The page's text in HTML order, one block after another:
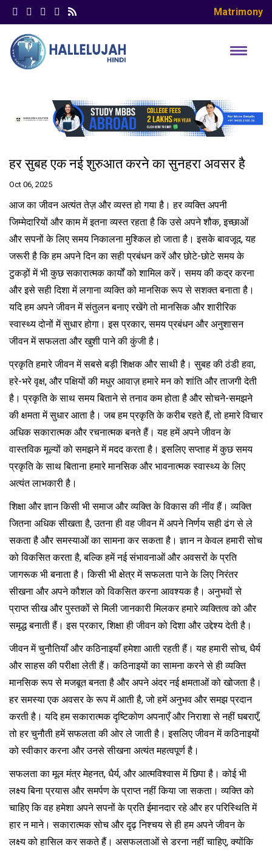
Matrimony
हर सुबह एक नई शुरुआत करने का सुनहरा अवसर है
Oct 06, 2025
आज का जीवन अत्यंत तेज़ और व्यस्त हो गया है। हर व्यक्ति अपनी
जिम्मेदारियों और काम में इतना व्यस्त रहता है कि उसे अपने शौक, इच्छाओं
और सपनों के लिए समय निकालना मुश्किल हो जाता है। इसके बावजूद, यह
जरूरी है कि हम अपने दिन का सही प्रबंधन करें और छोटे-छोटे समय के
टुकड़ों में भी कुछ सकारात्मक कार्यों को शामिल करें। समय की कद्र करना
और इसे सही दिशा में लगाना व्यक्ति को मानसिक रूप से सशक्त बनाता है।
यदि हम अपने जीवन में संतुलन बनाए रखेंगे तो मानसिक और शारीरिक
स्वास्थ्य दोनों में सुधार होगा। इस प्रकार, समय प्रबंधन और अनुशासन
जीवन में सफलता और खुशी पाने की कुंजी है।
प्रकृति हमारे जीवन में सबसे बड़ी शिक्षक और साथी है। सुबह की ठंडी हवा,
हरे-भरे वृक्ष, और पक्षियों की मधुर आवाज़ हमारे मन को शांति और ताजगी देती
है। प्रकृति के साथ समय बिताने से तनाव कम होता है और सोचने-समझने
की क्षमता में सुधार आता है। जब हम प्रकृति के करीब रहते हैं, तो हमारे विचार
अधिक सकारात्मक और रचनात्मक बनते हैं। यह हमें अपने जीवन के
वास्तविक मूल्यों को समझने में मदद करता है। इसलिए सप्ताह में कुछ समय
प्रकृति के साथ बिताना हमारे मानसिक और भावनात्मक स्वास्थ्य के लिए
अत्यंत लाभकारी है।
शिक्षा और ज्ञान किसी भी समाज और व्यक्ति के विकास की नींव हैं। व्यक्ति
जितना अधिक सीखता है, उतना ही वह जीवन में अपने निर्णय सही ढंग से ले
सकता है और समस्याओं का सामना कर सकता है। ज्ञान न केवल हमारी सोच
को विकसित करता है, बल्कि हमें नई संभावनाओं और अवसरों के प्रति
जागरूक भी बनाता है। किसी भी क्षेत्र में सफलता पाने के लिए निरंतर
सीखना और अपने कौशल को विकसित करना आवश्यक है। अनुभवों से
प्राप्त सीख और पुस्तकों से मिली जानकारी मिलकर हमारे व्यक्तित्व को और
समृद्ध बनाती हैं। इस प्रकार, शिक्षा ही जीवन को दिशा और उद्देश्य देती है।
जीवन में चुनौतियाँ और कठिनाइयाँ हमेशा आती रहती हैं। यह हमारी सोच, धैर्य
और साहस की परीक्षा लेती हैं। कठिनाइयों का सामना करने से ही व्यक्ति
मानसिक रूप से मजबूत बनता है और अपने अंदर नई क्षमताओं को खोजता है।
हर समस्या एक अवसर के रूप में आती है, जो हमें अनुभव और समझ प्रदान
करती है। यदि हम सकारात्मक दृष्टिकोण अपनाएँ और निराशा से नहीं घबराएँ,
तो हर चुनौती हमें सफलता की ओर ले जाती है। इसलिए जीवन में कठिनाइयों
को स्वीकार करना और उनसे सीखना अत्यंत महत्वपूर्ण है।
सफलता का मूल मंत्र मेहनत, धैर्य, और आत्मविश्वास में छिपा है। कोई भी
लक्ष्य बिना प्रयास और समर्पण के प्राप्त नहीं किया जा सकता। व्यक्ति को
चाहिए कि वह हमेशा अपने सपनों के प्रति ईमानदार रहे और हर परिस्थिति में
हार न माने। सकारात्मक सोच और दृढ़ निश्चय से ही हम अपने जीवन के
लक्ष्य को हासिल कर सकते हैं। असफलताओं से डरना नहीं चाहिए, क्योंकि